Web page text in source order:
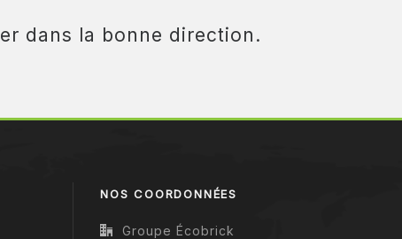
dans la bonne direction.
NOS COORDONNÉES
Groupe Écobrick